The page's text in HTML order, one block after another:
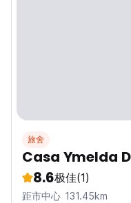
旅舍
Casa Ymelda
8.6极佳(1)
距市中心 131.45km